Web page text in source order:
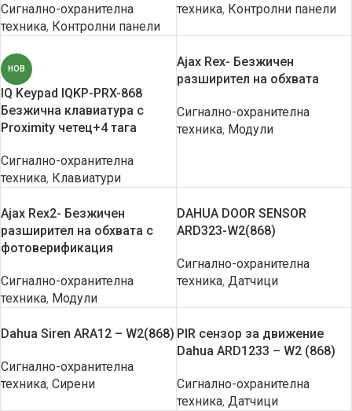
Сигнално-охранителна
техника, Контролни панели
техника, Контролни панели
НОВ
IQ Keypad IQKP-PRX-868
Безжична клавиатура с
Proximity четец+4 тага
Сигнално-охранителна
техника, Клавиатури
Ajax Rex- Безжичен
разширител на обхвата
Сигнално-охранителна
техника, Модули
Ajax Rex2- Безжичен
разширител на обхвата с
фотоверификация
Сигнално-охранителна
техника, Модули
DAHUA DOOR SENSOR
ARD323-W2(868)
Сигнално-охранителна
техника, Датчици
Dahua Siren ARA12 – W2(868)
Сигнално-охранителна
техника, Сирени
PIR сензор за движение
Dahua ARD1233 – W2 (868)
Сигнално-охранителна
техника, Датчици